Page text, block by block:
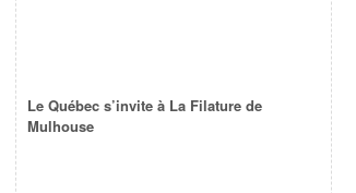
Le Québec s’invite à La Filature de
Mulhouse